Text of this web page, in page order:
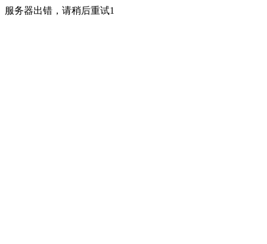
服务器出错，请稍后重试1